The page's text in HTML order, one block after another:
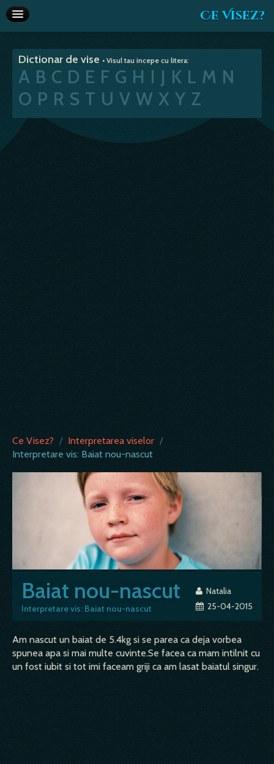
Ce Visez?
Interpretare vise
Articole
Va recomandam
Dictionar de vise • Visul tau incepe cu litera:
A B C D E F G H I J K L M N
O P R S T U V W X Y Z
Ce Visez? / Interpretarea viselor /
Interpretare vis: Baiat nou-nascut
Baiat nou-nascut
Interpretare vis: Baiat nou-nascut
Natalia
25-04-2015
Am nascut un baiat de 5.4kg si se parea ca deja vorbea
spunea apa si mai multe cuvinte.Se facea ca mam intilnit cu
un fost iubit si tot imi faceam griji ca am lasat baiatul singur.